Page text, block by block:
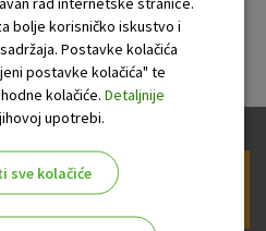
usluga platnog prometa za
banke
bolje korisničko iskustvo i
Postavke kolačića
postavke kolačića" te
kolačiće. Detaljnije
upotrebi.
sve kolačiće